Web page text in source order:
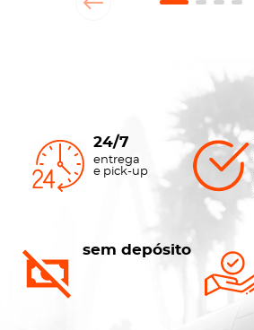
24/7
entrega
e pick-up
sem depósito